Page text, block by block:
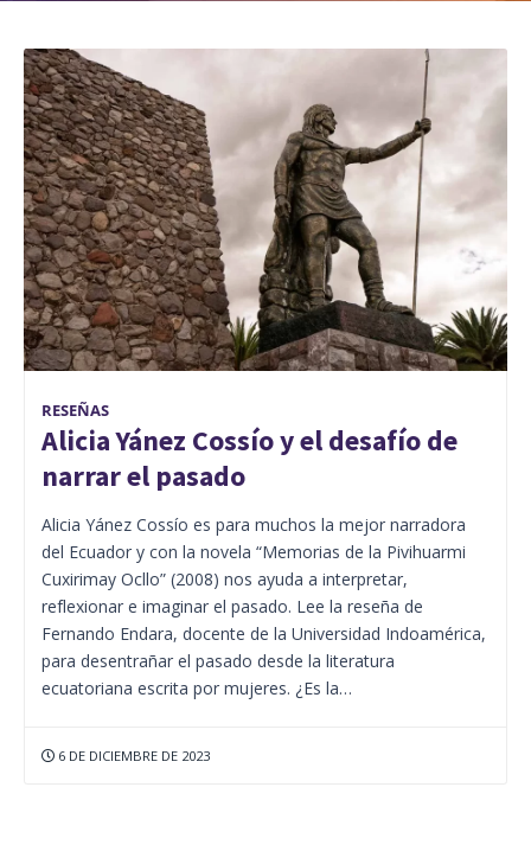
RESEÑAS
Alicia Yánez Cossío y el desafío de
narrar el pasado
Alicia Yánez Cossío es para muchos la mejor narradora
del Ecuador y con la novela “Memorias de la Pivihuarmi
Cuxirimay Ocllo” (2008) nos ayuda a interpretar,
reflexionar e imaginar el pasado. Lee la reseña de
Fernando Endara, docente de la Universidad Indoamérica,
para desentrañar el pasado desde la literatura
ecuatoriana escrita por mujeres. ¿Es la…
6 DE DICIEMBRE DE 2023